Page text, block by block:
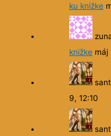
ku knižke
knižke máj
9, 12:10